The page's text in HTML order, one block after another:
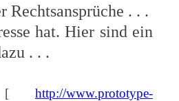
Rechtsansprüche . . .
hat. Hier sind ein
. . .
[ http://www.prototype-